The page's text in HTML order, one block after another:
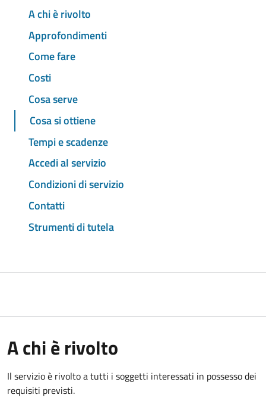
A chi è rivolto
Approfondimenti
Come fare
Costi
Cosa serve
Cosa si ottiene
Tempi e scadenze
Accedi al servizio
Condizioni di servizio
Contatti
Strumenti di tutela
A chi è rivolto
Il servizio è rivolto a tutti i soggetti interessati in possesso dei
requisiti previsti.